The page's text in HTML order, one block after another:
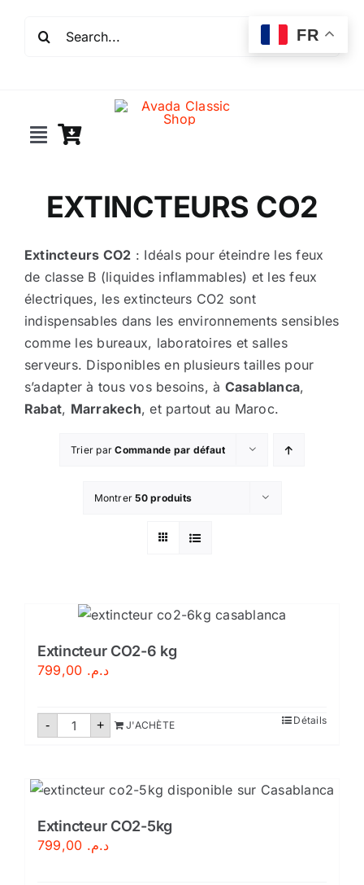
Toggle
Robinet incendie
Détection incendie
Sécurité incendie
BOUTIQUE
EXTINCTEURS CO2
Extincteurs CO2 : Idéals pour éteindre les feux
de classe B (liquides inflammables) et les feux
électriques, les extincteurs CO2 sont
indispensables dans les environnements sensibles
comme les bureaux, laboratoires et salles
serveurs. Disponibles en plusieurs tailles pour
s’adapter à tous vos besoins, à Casablanca,
Rabat, Marrakech, et partout au Maroc.
Trier parCommande par défaut
Montrer50 produits
Extincteur CO2-6 kg
د.م.
- quantité
kg
+ J'ACHÈTE Détails
Extincteur CO2-5kg
د.م.
FR